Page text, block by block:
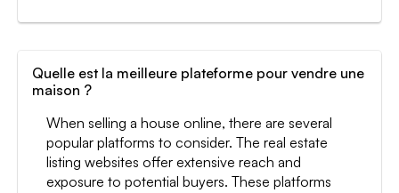
Quelle est la meilleure plateforme pour vendre une
maison ?
When selling a house online, there are several
popular platforms to consider. The real estate
listing websites offer extensive reach and
exposure to potential buyers. These platforms